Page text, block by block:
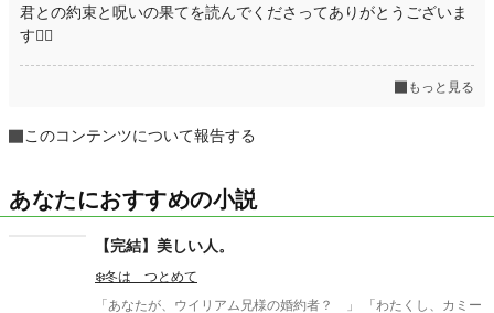
君との約束と呪いの果てを読んでくださってありがとうございま
す🙇‍♀️
もっと見る
このコンテンツについて報告する
あなたにおすすめの小説
【完結】美しい人。
❄️冬は つとめて
「あなたが、ウイリアム兄様の婚約者？ 」 「わたくし、カミー